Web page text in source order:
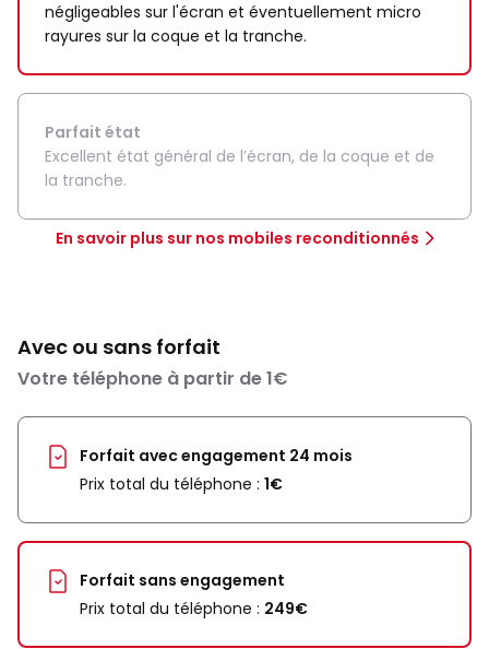
négligeables sur l'écran et éventuellement micro
rayures sur la coque et la tranche.
Parfait état
Excellent état général de l’écran, de la coque et de
la tranche.
En savoir plus sur nos mobiles reconditionnés
Avec ou sans forfait
Votre téléphone à partir de 1€
Forfait avec engagement 24 mois
Prix total du téléphone : 1€
Forfait sans engagement
Prix total du téléphone : 249€